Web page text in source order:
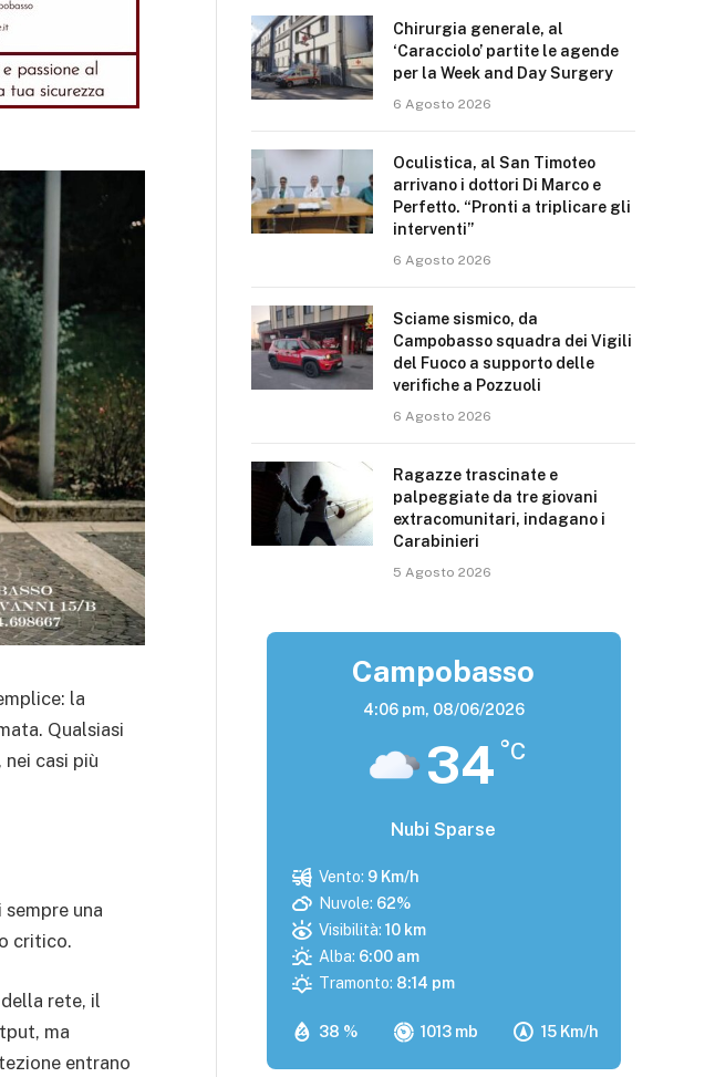
la
Qualsiasi
casi più
una
critico.
rete, il
ma
entrano
Chirurgia generale, al
‘Caracciolo’ partite le agende
per la Week and Day Surgery
6 Agosto 2026
Oculistica, al San Timoteo
arrivano i dottori Di Marco e
Perfetto. “Pronti a triplicare gli
interventi”
6 Agosto 2026
Sciame sismico, da
Campobasso squadra dei Vigili
del Fuoco a supporto delle
verifiche a Pozzuoli
6 Agosto 2026
Ragazze trascinate e
palpeggiate da tre giovani
extracomunitari, indagano i
Carabinieri
5 Agosto 2026
Campobasso
4:06 pm, 08/06/2026
34 °C
Nubi Sparse
38 % 1013 mb 15 Km/h
Vento: 9 Km/h
Nuvole: 62%
Visibilità: 10 km
Alba: 6:00 am
Tramonto: 8:14 pm